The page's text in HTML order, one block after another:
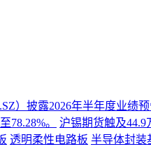
）披露2026年半年度业绩
78.28%。
沪锡期货触及44.9
透明柔性电路板 半导体封装